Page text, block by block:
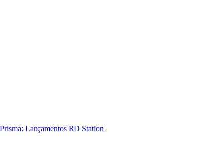
Prisma: Lançamentos RD Station